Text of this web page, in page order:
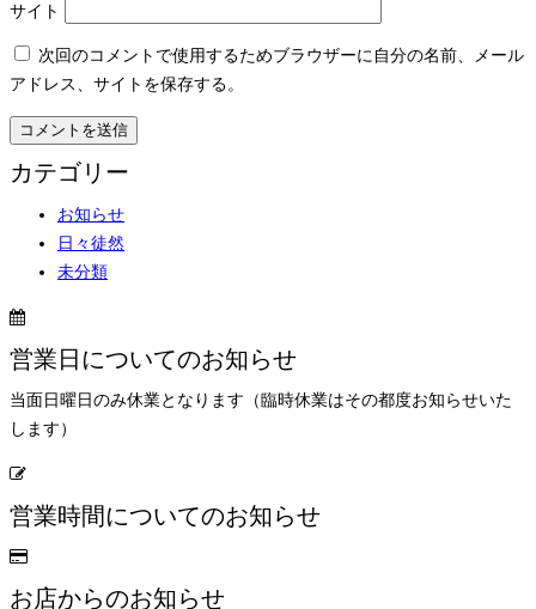
サイト
次回のコメントで使用するためブラウザーに自分の名前、メール
アドレス、サイトを保存する。
カテゴリー
お知らせ
日々徒然
未分類
営業日についてのお知らせ
当面日曜日のみ休業となります（臨時休業はその都度お知らせいた
します）
営業時間についてのお知らせ
お店からのお知らせ